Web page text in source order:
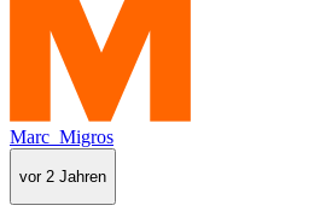
Marc_Migros
vor 2 Jahren